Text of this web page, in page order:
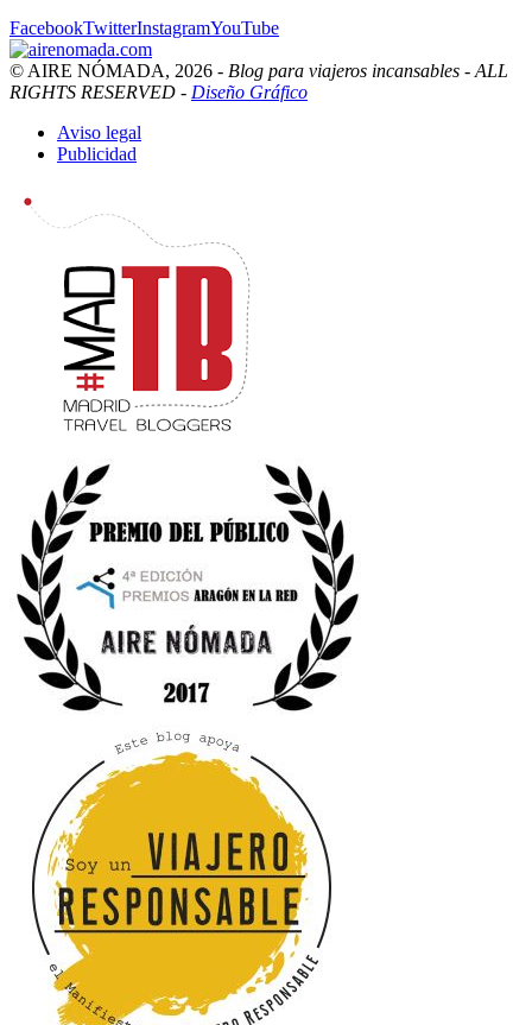
FacebookTwitterInstagramYouTube
© AIRE NÓMADA, 2026 - Blog para viajeros incansables - ALL
RIGHTS RESERVED - Diseño Gráfico
Aviso legal
Publicidad